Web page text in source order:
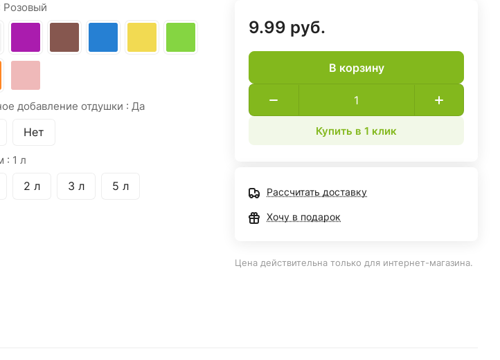
Розовый
добавление отдушки : Да
Нет
: 1 л
2 л 3 л 5 л
9.99 руб.
В корзину
Купить в 1 клик
Рассчитать доставку
Хочу в подарок
Цена действительна только для интернет-магазина.